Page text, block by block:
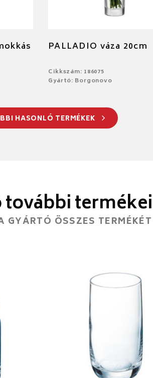
PALLADIO váza 20cm
Cikkszám: 186075
Gyártó: Borgonovo
HASONLÓ TERMÉKEK
további termékei
GYÁRTÓ ÖSSZES TERMÉKÉT